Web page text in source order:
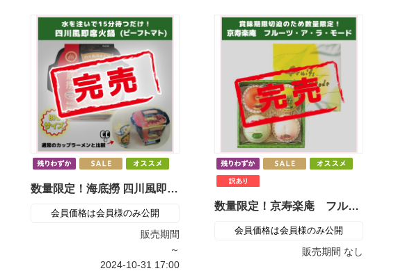
数量限定！海底撈 四川風即席火鍋
会員価格は会員様のみ公開
販売期間
～
2024-10-31 17:00
数量限定！京寿楽庵 フルーツ・ア・ラ・モード
会員価格は会員様のみ公開
販売期間 なし